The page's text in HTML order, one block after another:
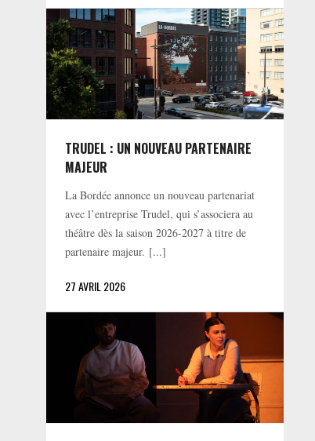
TRUDEL : UN NOUVEAU PARTENAIRE
MAJEUR
La Bordée annonce un nouveau partenariat
avec l’entreprise Trudel, qui s’associera au
théâtre dès la saison 2026-2027 à titre de
partenaire majeur. [...]
27 AVRIL 2026